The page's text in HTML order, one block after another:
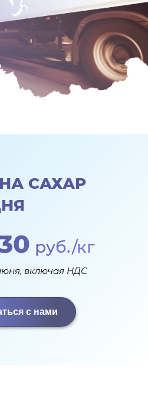
САХАР
руб./кг
включая НДС
с нами